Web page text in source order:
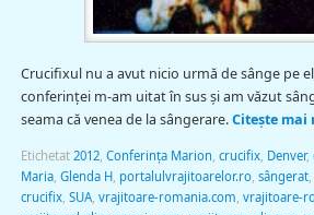
Crucifixul nu a avut nicio urmă de sânge pe
conferinței m-am uitat în sus și am văzut
seama că venea de la sângerare.Citește mai
Etichetat 2012, Conferința Marion crucifix, Denver,
Maria, Glenda H, portalulvrajitoarelor.ro, sângerat,
crucifix, SUA, vrajitoare-romania.com vrajitoare-